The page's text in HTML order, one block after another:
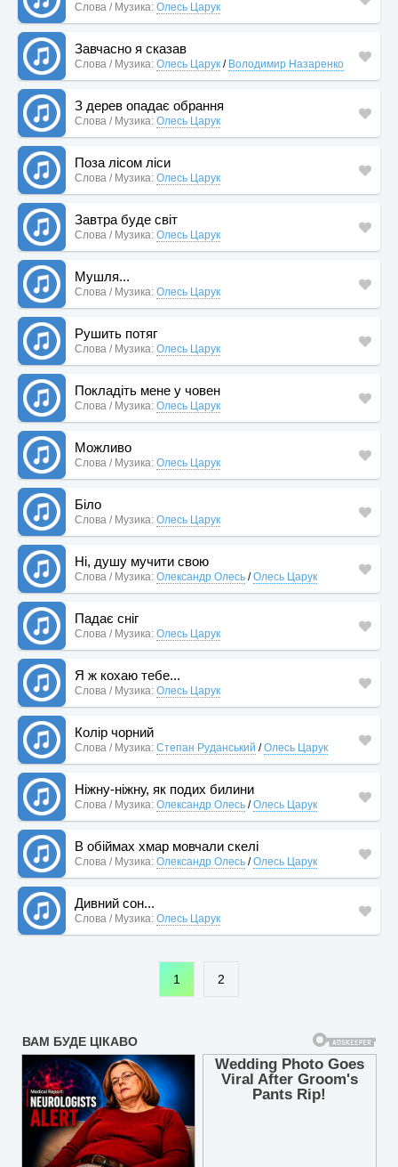
Слова / Музика: Олесь Царук
Завчасно я сказав
Слова / Музика: Олесь Царук / Володимир Назаренко
З дерев опадає обрання
Слова / Музика: Олесь Царук
Поза лісом ліси
Слова / Музика: Олесь Царук
Завтра буде світ
Слова / Музика: Олесь Царук
Мушля...
Слова / Музика: Олесь Царук
Рушить потяг
Слова / Музика: Олесь Царук
Покладіть мене у човен
Слова / Музика: Олесь Царук
Можливо
Слова / Музика: Олесь Царук
Біло
Слова / Музика: Олесь Царук
Ні, душу мучити свою
Слова / Музика: Олександр Олесь /Олесь Царук
Падає сніг
Слова / Музика: Олесь Царук
Я ж кохаю тебе...
Слова / Музика: Олесь Царук
Колір чорний
Слова / Музика: Степан Руданський /Олесь Царук
Ніжну-ніжну, як подих билини
Слова / Музика: Олександр Олесь /Олесь Царук
В обіймах хмар мовчали скелі
Слова / Музика: Олександр Олесь /Олесь Царук
Дивний сон...
Слова / Музика: Олесь Царук
1 2